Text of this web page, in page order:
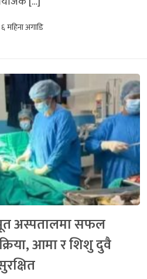
६ महिना अगाडि
अस्पतालमा सफल
आमा र शिशु दुवै